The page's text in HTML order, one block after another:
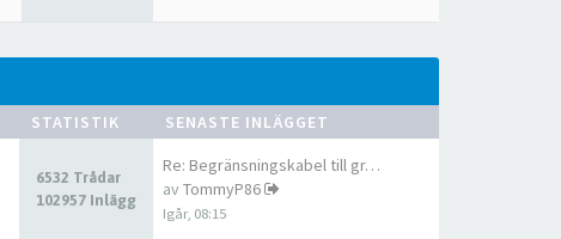
STATISTIK SENASTE INLÄGGET
6532 Trådar
102957 Inlägg
Re: Begränsningskabel till gr…
av TommyP86
Igår, 08:15